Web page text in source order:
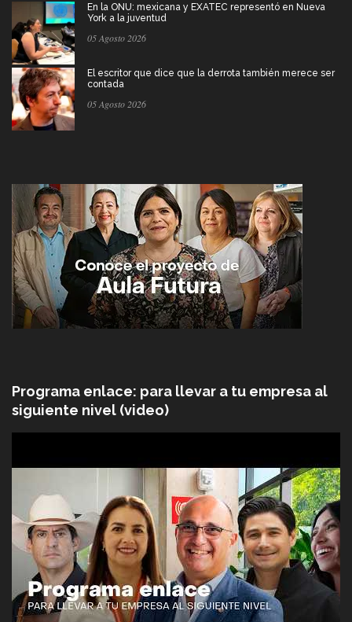
En la ONU: mexicana y EXATEC representó en Nueva
York a la juventud
05 Agosto 2026
El escritor que dice que la derrota también merece ser
contada
05 Agosto 2026
Programa enlace: para llevar a tu empresa al
siguiente nivel (video)